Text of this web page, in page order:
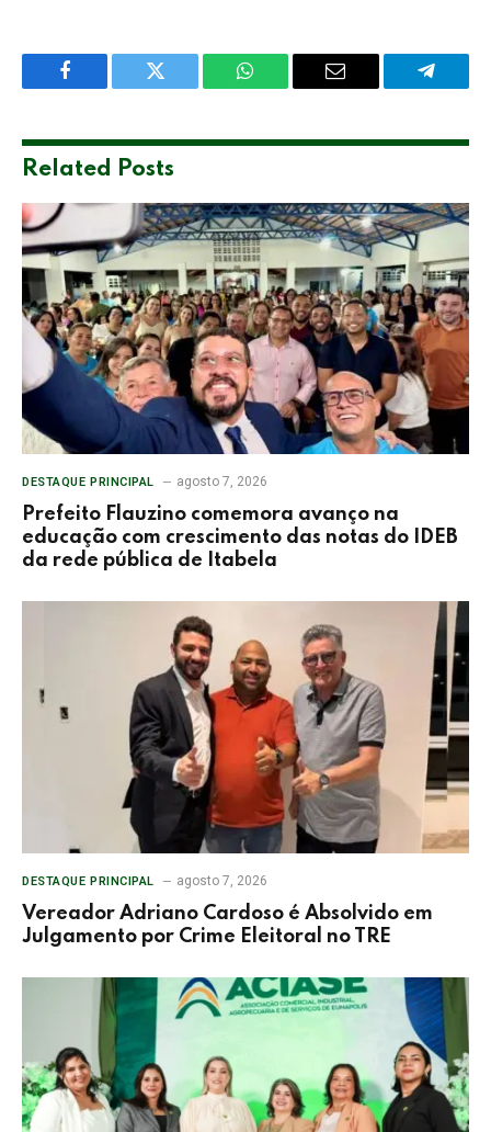
Facebook Twitter WhatsApp Email
Related Posts
DESTAQUE PRINCIPAL agosto 7, 2026
Prefeito Flauzino comemora avanço na
educação com crescimento das notas do IDEB
da rede pública de Itabela
DESTAQUE PRINCIPAL agosto 7, 2026
Vereador Adriano Cardoso é Absolvido em
Julgamento por Crime Eleitoral no TRE